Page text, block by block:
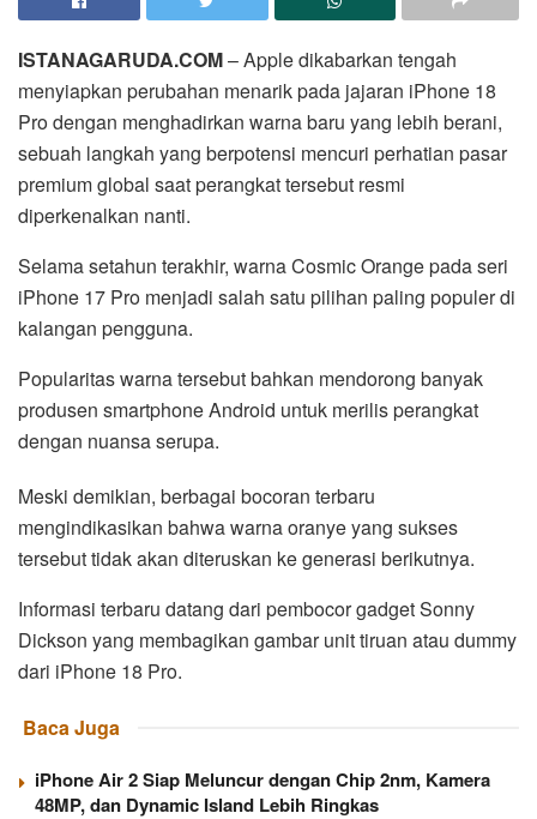
ISTANAGARUDA.COM– Apple dikabarkan tengah
menyiapkan perubahan menarik pada jajaran iPhone 18
Pro dengan menghadirkan warna baru yang lebih berani,
sebuah langkah yang berpotensi mencuri perhatian pasar
premium global saat perangkat tersebut resmi
diperkenalkan nanti.
Selama setahun terakhir, warna Cosmic Orange pada seri
iPhone 17 Pro menjadi salah satu pilihan paling populer di
kalangan pengguna.
Popularitas warna tersebut bahkan mendorong banyak
produsen smartphone Android untuk merilis perangkat
dengan nuansa serupa.
Meski demikian, berbagai bocoran terbaru
mengindikasikan bahwa warna oranye yang sukses
tersebut tidak akan diteruskan ke generasi berikutnya.
Informasi terbaru datang dari pembocor gadget Sonny
Dickson yang membagikan gambar unit tiruan atau dummy
dari iPhone 18 Pro.
Baca Juga
iPhone Air 2 Siap Meluncur dengan Chip 2nm, Kamera
48MP, dan Dynamic Island Lebih Ringkas